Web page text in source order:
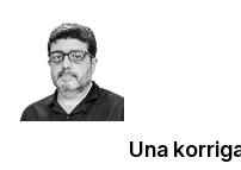
Una